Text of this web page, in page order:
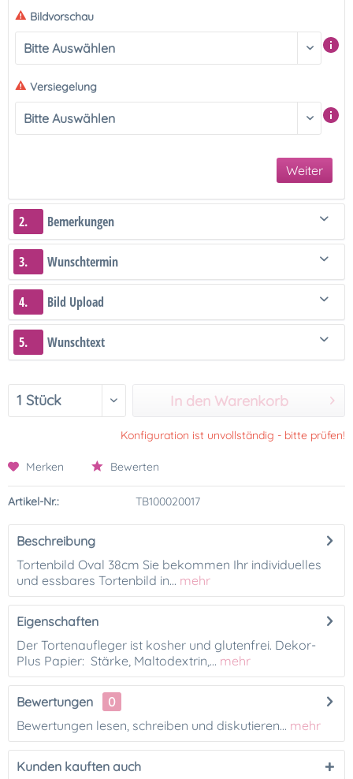
Bildvorschau
Versiegelung
Weiter
2. Bemerkungen
3. Wunschtermin
4. Bild Upload
5. Wunschtext
In den Warenkorb
Konfiguration ist unvollständig - bitte prüfen!
Merken Bewerten
Artikel-Nr.: TB100020017
Beschreibung
Tortenbild Oval 38cm Sie bekommen Ihr individuelles
und essbares Tortenbild in... mehr
Eigenschaften
Der Tortenaufleger ist kosher und glutenfrei. Dekor-
Plus Papier: Stärke, Maltodextrin,... mehr
Bewertungen
0
Bewertungen lesen, schreiben und diskutieren... mehr
Kunden kauften auch